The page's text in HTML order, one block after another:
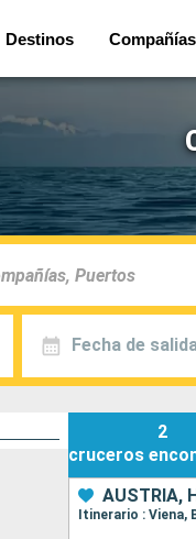
Destinos Compañías
Fecha de
2
cruceros
AUSTRIA,
Itinerario : Viena,